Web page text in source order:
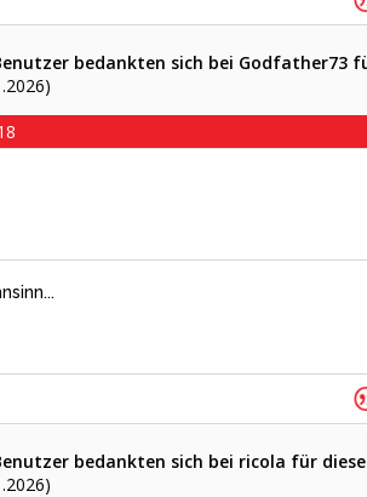
bedankten sich bei Godfather73
bedankten sich bei ricola für